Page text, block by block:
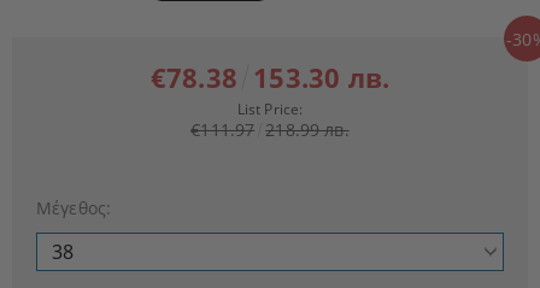
-
€78.38 153.30 лв.
List Price:
€111.97 218.99 лв.
Μέγεθος: